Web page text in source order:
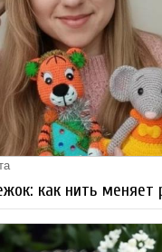
как нить меняет